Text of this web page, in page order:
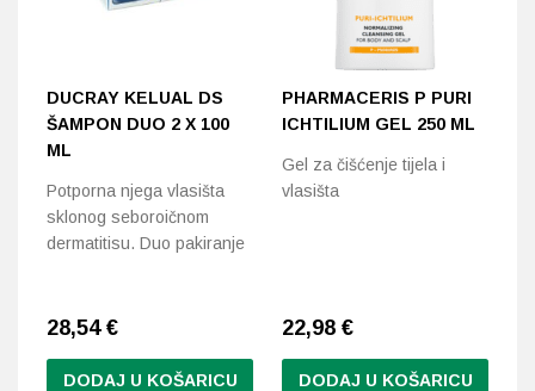
DUCRAY KELUAL DS
ŠAMPON DUO 2 X 100
ML
Potporna njega vlasišta
sklonog seboroičnom
dermatitisu. Duo pakiranje
28,54 €
DODAJ U KOŠARICU
PHARMACERIS P PURI
ICHTILIUM GEL 250 ML
Gel za čišćenje tijela i
vlasišta
22,98 €
DODAJ U KOŠARICU